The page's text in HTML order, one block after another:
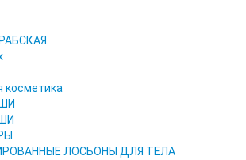
косметика
ЛОСЬОНЫ ДЛЯ ТЕЛА